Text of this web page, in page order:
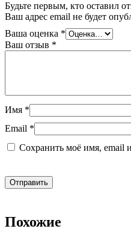
Будьте первым, кто оставил
Ваш адрес email не будет
Ваша оценка *
Ваш отзыв *
Имя *
Email *
Сохранить моё имя, email
Похожие